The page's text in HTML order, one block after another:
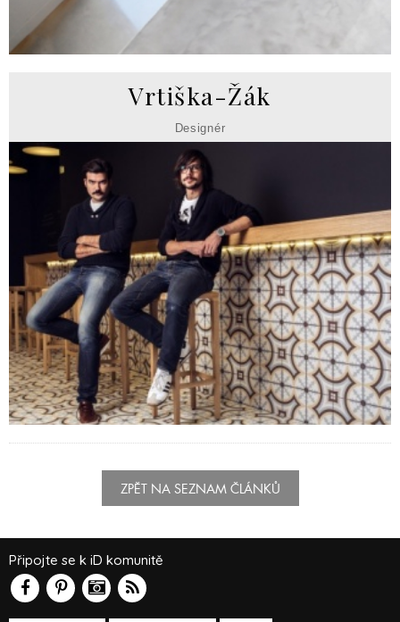
Vrtiška-Žák
Designér
ZPĚT NA SEZNAM ČLÁNKŮ
Připojte se k iD komunitě